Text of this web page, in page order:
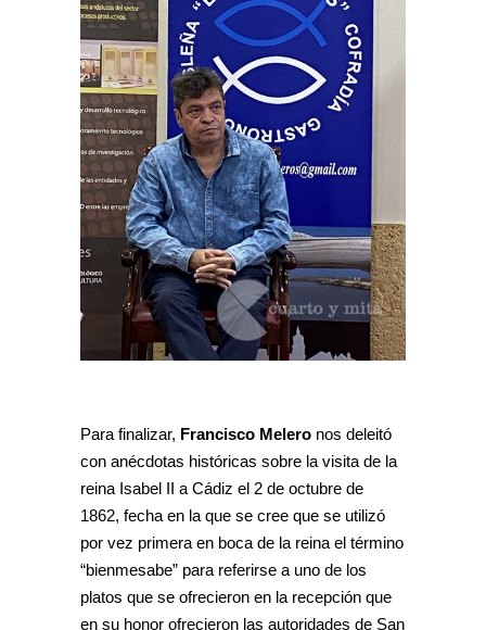
Para finalizar, Francisco Melero nos deleitó
con anécdotas históricas sobre la visita de la
reina Isabel II a Cádiz el 2 de octubre de
1862, fecha en la que se cree que se utilizó
por vez primera en boca de la reina el término
“bienmesabe” para referirse a uno de los
platos que se ofrecieron en la recepción que
en su honor ofrecieron las autoridades de San